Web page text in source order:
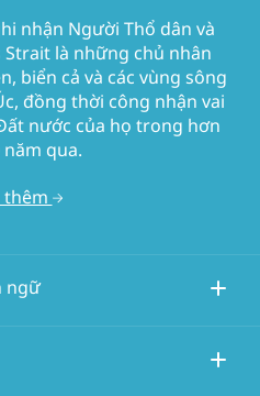
nhận Người Thổ dân và
là những chủ nhân
biển cả và các vùng sông
đồng thời công nhận vai
nước của họ trong hơn
năm qua.
ngữ